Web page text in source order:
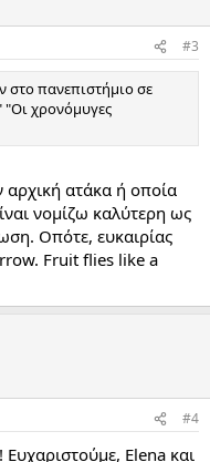
#3
στο πανεπιστήμιο σε
χρονόμυγες
ατάκα ή οποία
νομίζω καλύτερη ως
Οπότε, ευκαιρίας
Fruit flies like a
#4
Ευχαριστούμε, Elena και